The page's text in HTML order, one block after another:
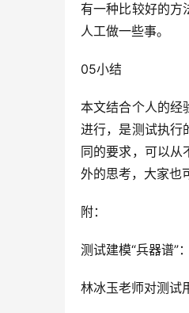
有一种比较好的方
人工做一些事。
05小结
本文结合个人的经
进行，是测试执行
同的要求，可以
外的思考，大家也
附：
测试建模“兵器谱
林冰玉老师对测